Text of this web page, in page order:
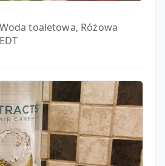
toaletowa, Różowa